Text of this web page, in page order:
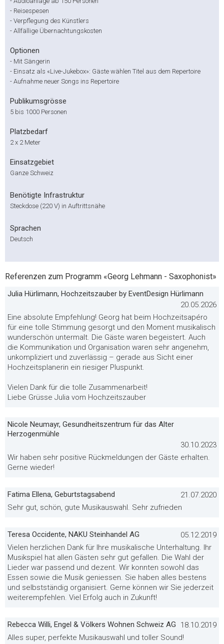
- Reisespesen
- Verpflegung des Künstlers
- Allfällige Übernachtungskosten
Optionen
- Mit Sängerin
- Einsatz als «Live-Jukebox»: Gäste wählen Titel aus dem Repertoire
- Aufnahme neuer Songs ins Repertoire
Publikumsgrösse
5 bis 1000 Personen
Platzbedarf
2 x 2 Meter
Einsatzgebiet
Ganze Schweiz
Benötigte Infrastruktur
Steckdose (220 V) in Auftrittsnähe
Sprachen
Deutsch
Referenzen zum Programm «Georg Lehmann - Saxophonist»
Julia Hürlimann, Hochzeitszauber by EventDesign Hürlimann
20.05.2026
Eine absolute Empfehlung! Georg hat beim Hochzeitsapéro
für eine tolle Stimmung gesorgt und den Moment musikalisch
wunderschön untermalt. Die Gäste waren begeistert. Auch
die Kommunikation und Organisation waren sehr angenehm,
unkompliziert und zuverlässig – gerade aus Sicht einer
Hochzeitsplanerin ein riesiger Pluspunkt.
Vielen Dank für die tolle Zusammenarbeit!
Liebe Grüsse Julia vom Hochzeitszauber
Nicole Neumayr, Gesundheitszentrum für das Alter
Herzogenmühle
30.10.2023
Wir haben sehr positive Rückmeldungen der Gäste erhalten.
Gerne wieder!
Fatima Ellena, Geburtstagsabend
21.07.2020
Sehr gut, schön, gute Musikauswahl. Sehr zufrieden
Teresa Occidente, NAKU Steinhandel AG
05.12.2019
Vielen herzlichen Dank für Ihre musikalische Unterhaltung. Ihr
Musikspiel hat allen Gästen sehr gut gefallen. Die Wahl der
Lieder war passend und dezent. Wir konnten sowohl das
Essen sowie die Musik geniessen. Sie haben alles bestens
und selbstständig organisiert. Gerne können wir Sie jederzeit
weiterempfehlen. Viel Erfolg auch in Zukunft!
Rebecca Willi, Engel & Völkers Wohnen Schweiz AG
18.10.2019
Alles super, perfekte Musikauswahl und toller Sound!